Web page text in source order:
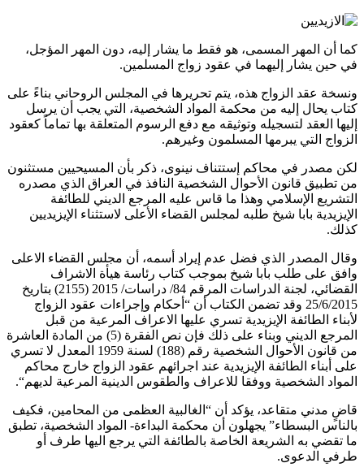
كما أن المهر المسمى، هو فقط ما يشار إليه، دون المهر المؤجل،
في حين يشار إليهما في عقود زواج المسلمين.
ونسخة عقد الزواج هذه، يتم تحريرها في المجلس الروحاني بناءً على
كتاب يحال إليه من محكمة المواد الشخصية، التي يجب أن يرسل
إليها العقد لتسجيله وتوثيقه مع دفع الرسوم المتعلقة بها تماماً كعقود
الزواج التي يبرمها المسلمون وغيرهم.
لكن مصدر في محاكم إستتناف نينوى، ذكر بأن المسيحيين مستثنون
من تطبيق قانون الأحوال الشخصية النافذ في العراق الذي مصدره
التشريع الإسلامي وهذا ما قاس عليه المرجع الديني للطائفة
الإيزيدية بابا شيخ طلبه لمجلس القضاء الأعلى لاستثناء الإيزيديين
كذلك.
وقال المصدر الذي فضل عدم إيراد أسمه، أن مجلس القضاء الاعلى
وافق على طلب بابا شيخ بموجب كتاب رئاسة هيأة الاشراف
القضائي، لجنة الدراسات المرقم 84/ دراسات/ 2015 (2155) بتاريخ
25/6/2015 وقد تضمن الكتاب أن “أحكام وإجراءات عقود الزواج
لأبناء الطائفة الإيزيدية تسري عليها الاعراف المرعية من قبل
المرجع الديني وبناء على ذلك فإن نص الفقرة (5) من المادة العاشرة
من قانون الأحوال الشخصية رقم (188) لسنة 1959 المعدل لا تسري
على أبناء الطائفة الإيزيدية عند اجرائهم عقود الزواج خارج محاكم
المواد الشخصية ووفقا للاعراف والطقوس الدينية المرعية لديهم“.
قاضٍ مدني متقاعد، يؤكد أن “الغالبية العظمى من المحامين، فكيف
بالناس البسطاء” يجهلون أن محكمة البداءة- المواد الشخصية، تطبق
ما تقضي به الشريعة الخاصة بالطائفة التي يرجع اليها طرف أو
طرفي الدعوى.